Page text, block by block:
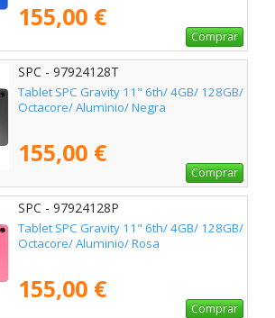
155,00 €
Comprar
SPC - 97924128T
Tablet SPC Gravity 11" 6th/ 4GB/ 128GB/
Octacore/ Aluminio/ Negra
155,00 €
Comprar
SPC - 97924128P
Tablet SPC Gravity 11" 6th/ 4GB/ 128GB/
Octacore/ Aluminio/ Rosa
155,00 €
Comprar